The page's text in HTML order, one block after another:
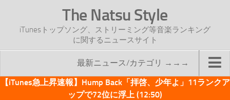
The Natsu Style
iTunesトップソング、ストリーミング等音楽ランキング
に関するニュースサイト
最新ニュース/カテゴリ →→→
TOP
【iTunes急上昇速報】Hump Back「拝啓、少年よ」11ランクア
ップで72位に浮上 (12:50)